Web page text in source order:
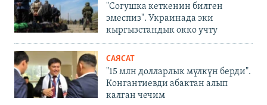
"Согушка кеткенин билген
эмеспиз". Украинада эки
кыргызстандык окко учту
САЯСАТ
"15 млн долларлык мүлкүн берди".
Конгантиевди абактан алып
калган чечим